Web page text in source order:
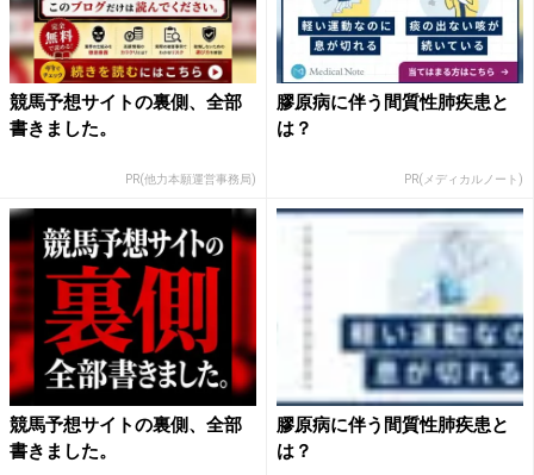
競馬予想サイトの裏側、全部
書きました。
PR(他力本願運営事務局)
膠原病に伴う間質性肺疾患と
は？
PR(メディカルノート)
競馬予想サイトの裏側、全部
書きました。
膠原病に伴う間質性肺疾患と
は？